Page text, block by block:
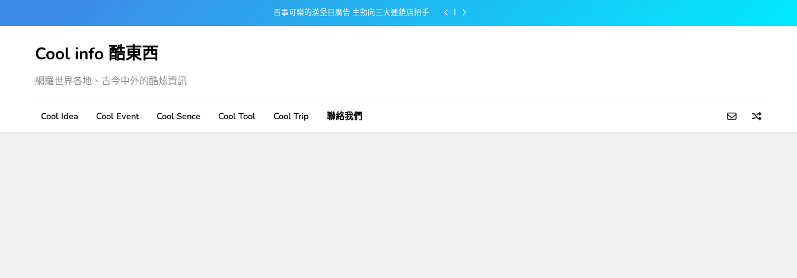
美樂啤酒開發”啤酒專用”手套
美樂啤酒開發”啤酒專用”手套
Cool info 酷東西
網羅世界各地、古今中外的酷炫資訊
Cool Idea Cool Event Cool Sence Cool Tool Cool Trip 聯絡我們